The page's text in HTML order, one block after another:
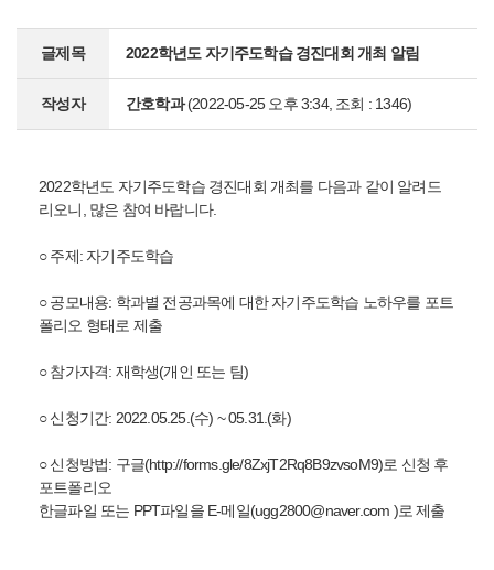
글제목 2022학년도 자기주도학습 경진대회 개최 알림
작성자 간호학과(2022-05-25 오후 3:34, 조회 : 1346)
2022학년도 자기주도학습 경진대회 개최를 다음과 같이 알려드
리오니, 많은 참여 바랍니다.
○ 주제: 자기주도학습
○ 공모내용: 학과별 전공과목에 대한 자기주도학습 노하우를 포트
폴리오 형태로 제출
○ 참가자격: 재학생(개인 또는 팀)
○ 신청기간: 2022.05.25.(수) ~ 05.31.(화)
○ 신청방법: 구글(http://forms.gle/8ZxjT2Rq8B9zvsoM9)로 신청 후
포트폴리오
한글파일 또는 PPT파일을 E-메일(ugg2800@naver.com )로 제출